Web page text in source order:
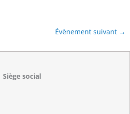
Évènement suivant →
Siège social